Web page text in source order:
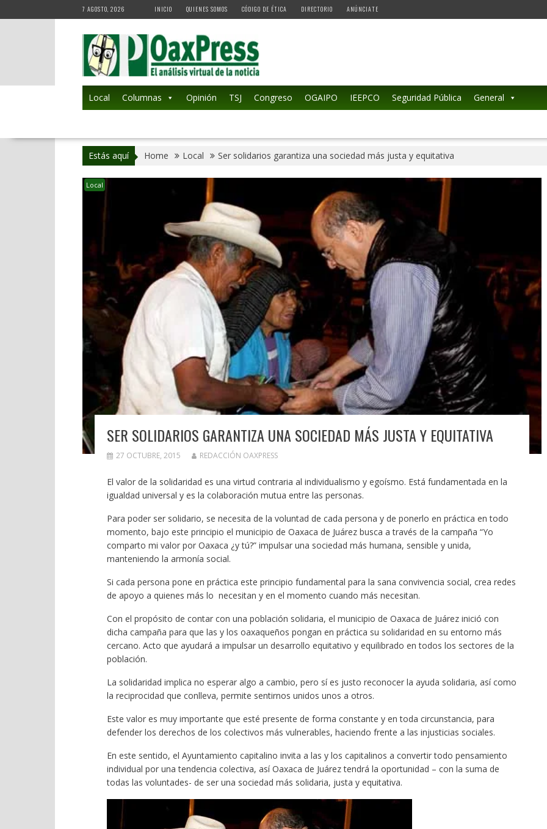
to
7 AGOSTO, 2026 INICIO QUIENES SOMOS CÓDIGO DE ÉTICA DIRECTORIO ANÚNCIATE
Local Columnas Opinión TSJ Congreso OGAIPO IEEPCO Seguridad Pública General
Estás aquí Home Local Ser solidarios garantiza una sociedad más justa y equitativa
Local
SER SOLIDARIOS GARANTIZA UNA SOCIEDAD MÁS JUSTA Y EQUITATIVA
27 OCTUBRE, 2015 REDACCIÓN OAXPRESS
El valor de la solidaridad es una virtud contraria al individualismo y egoísmo. Está fundamentada en la
igualdad universal y es la colaboración mutua entre las personas.
Para poder ser solidario, se necesita de la voluntad de cada persona y de ponerlo en práctica en todo
momento, bajo este principio el municipio de Oaxaca de Juárez busca a través de la campaña “Yo
comparto mi valor por Oaxaca ¿y tú?” impulsar una sociedad más humana, sensible y unida,
manteniendo la armonía social.
Si cada persona pone en práctica este principio fundamental para la sana convivencia social, crea redes
de apoyo a quienes más lo necesitan y en el momento cuando más necesitan.
Con el propósito de contar con una población solidaria, el municipio de Oaxaca de Juárez inició con
dicha campaña para que las y los oaxaqueños pongan en práctica su solidaridad en su entorno más
cercano. Acto que ayudará a impulsar un desarrollo equitativo y equilibrado en todos los sectores de la
población.
La solidaridad implica no esperar algo a cambio, pero sí es justo reconocer la ayuda solidaria, así como
la reciprocidad que conlleva, permite sentirnos unidos unos a otros.
Este valor es muy importante que esté presente de forma constante y en toda circunstancia, para
defender los derechos de los colectivos más vulnerables, haciendo frente a las injusticias sociales.
En este sentido, el Ayuntamiento capitalino invita a las y los capitalinos a convertir todo pensamiento
individual por una tendencia colectiva, así Oaxaca de Juárez tendrá la oportunidad – con la suma de
todas las voluntades- de ser una sociedad más solidaria, justa y equitativa.